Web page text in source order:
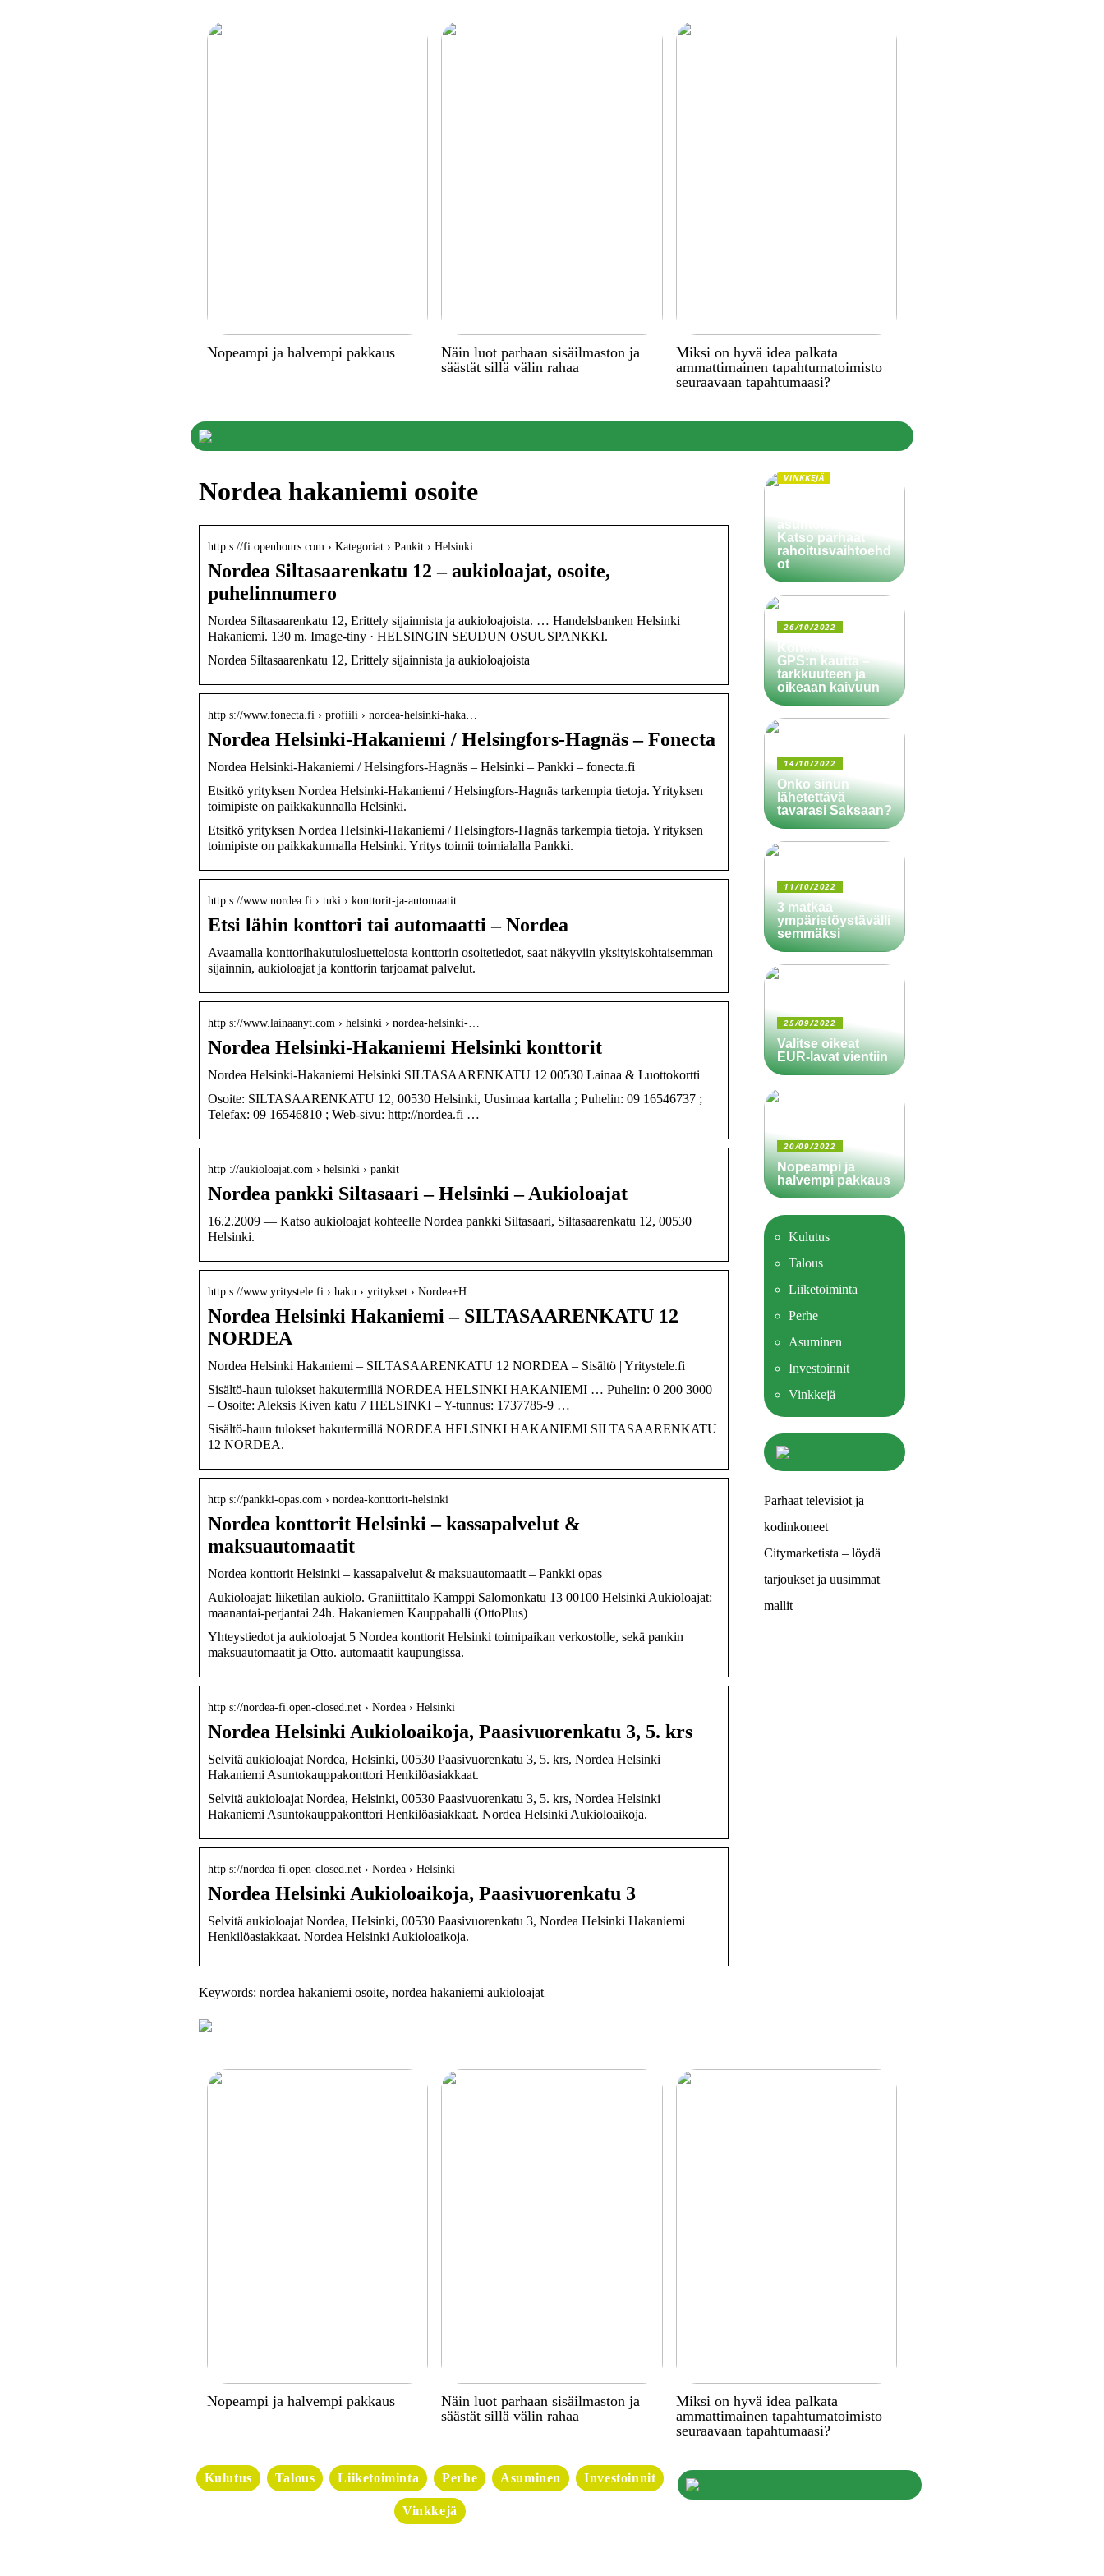
Nopeampi ja halvempi pakkaus
Näin luot parhaan sisäilmaston ja
säästät sillä välin rahaa
Miksi on hyvä idea palkata
ammattimainen tapahtumatoimisto
seuraavaan tapahtumaasi?
Nordea hakaniemi osoite
http s://fi.openhours.com › Kategoriat › Pankit › Helsinki
Nordea Siltasaarenkatu 12 – aukioloajat, osoite,
puhelinnumero
Nordea Siltasaarenkatu 12, Erittely sijainnista ja aukioloajoista. … Handelsbanken Helsinki
Hakaniemi. 130 m. Image-tiny · HELSINGIN SEUDUN OSUUSPANKKI.
Nordea Siltasaarenkatu 12, Erittely sijainnista ja aukioloajoista
http s://www.fonecta.fi › profiili › nordea-helsinki-haka…
Nordea Helsinki-Hakaniemi / Helsingfors-Hagnäs – Fonecta
Nordea Helsinki-Hakaniemi / Helsingfors-Hagnäs – Helsinki – Pankki – fonecta.fi
Etsitkö yrityksen Nordea Helsinki-Hakaniemi / Helsingfors-Hagnäs tarkempia tietoja. Yrityksen
toimipiste on paikkakunnalla Helsinki.
Etsitkö yrityksen Nordea Helsinki-Hakaniemi / Helsingfors-Hagnäs tarkempia tietoja. Yrityksen
toimipiste on paikkakunnalla Helsinki. Yritys toimii toimialalla Pankki.
http s://www.nordea.fi › tuki › konttorit-ja-automaatit
Etsi lähin konttori tai automaatti – Nordea
Avaamalla konttorihakutulosluettelosta konttorin osoitetiedot, saat näkyviin yksityiskohtaisemman
sijainnin, aukioloajat ja konttorin tarjoamat palvelut.
http s://www.lainaanyt.com › helsinki › nordea-helsinki-…
Nordea Helsinki-Hakaniemi Helsinki konttorit
Nordea Helsinki-Hakaniemi Helsinki SILTASAARENKATU 12 00530 Lainaa & Luottokortti
Osoite: SILTASAARENKATU 12, 00530 Helsinki, Uusimaa kartalla ; Puhelin: 09 16546737 ;
Telefax: 09 16546810 ; Web-sivu: http://nordea.fi …
http ://aukioloajat.com › helsinki › pankit
Nordea pankki Siltasaari – Helsinki – Aukioloajat
16.2.2009 — Katso aukioloajat kohteelle Nordea pankki Siltasaari, Siltasaarenkatu 12, 00530
Helsinki.
http s://www.yritystele.fi › haku › yritykset › Nordea+H…
Nordea Helsinki Hakaniemi – SILTASAARENKATU 12
NORDEA
Nordea Helsinki Hakaniemi – SILTASAARENKATU 12 NORDEA – Sisältö | Yritystele.fi
Sisältö-haun tulokset hakutermillä NORDEA HELSINKI HAKANIEMI … Puhelin: 0 200 3000
– Osoite: Aleksis Kiven katu 7 HELSINKI – Y-tunnus: 1737785-9 …
Sisältö-haun tulokset hakutermillä NORDEA HELSINKI HAKANIEMI SILTASAARENKATU
12 NORDEA.
http s://pankki-opas.com › nordea-konttorit-helsinki
Nordea konttorit Helsinki – kassapalvelut &
maksuautomaatit
Nordea konttorit Helsinki – kassapalvelut & maksuautomaatit – Pankki opas
Aukioloajat: liiketilan aukiolo. Graniittitalo Kamppi Salomonkatu 13 00100 Helsinki Aukioloajat:
maanantai-perjantai 24h. Hakaniemen Kauppahalli (OttoPlus)
Yhteystiedot ja aukioloajat 5 Nordea konttorit Helsinki toimipaikan verkostolle, sekä pankin
maksuautomaatit ja Otto. automaatit kaupungissa.
http s://nordea-fi.open-closed.net › Nordea › Helsinki
Nordea Helsinki Aukioloaikoja, Paasivuorenkatu 3, 5. krs
Selvitä aukioloajat Nordea, Helsinki, 00530 Paasivuorenkatu 3, 5. krs, Nordea Helsinki
Hakaniemi Asuntokauppakonttori Henkilöasiakkaat.
Selvitä aukioloajat Nordea, Helsinki, 00530 Paasivuorenkatu 3, 5. krs, Nordea Helsinki
Hakaniemi Asuntokauppakonttori Henkilöasiakkaat. Nordea Helsinki Aukioloaikoja.
http s://nordea-fi.open-closed.net › Nordea › Helsinki
Nordea Helsinki Aukioloaikoja, Paasivuorenkatu 3
Selvitä aukioloajat Nordea, Helsinki, 00530 Paasivuorenkatu 3, Nordea Helsinki Hakaniemi
Henkilöasiakkaat. Nordea Helsinki Aukioloaikoja.
Keywords: nordea hakaniemi osoite, nordea hakaniemi aukioloajat
VINKKEJÄ
asuntolainassa?
Katso parhaat
rahoitusvaihtoehd
ot
26/10/2022
Koneiden ohjaus
GPS:n kautta –
tarkkuuteen ja
oikeaan kaivuun
14/10/2022
Onko sinun
lähetettävä
tavarasi Saksaan?
11/10/2022
3 matkaa
ympäristöystävälli
semmäksi
25/09/2022
Valitse oikeat
EUR-lavat vientiin
20/09/2022
Nopeampi ja
halvempi pakkaus
Kulutus
Talous
Liiketoiminta
Perhe
Asuminen
Investoinnit
Vinkkejä
Parhaat televisiot ja
kodinkoneet
Citymarketista – löydä
tarjoukset ja uusimmat
mallit
Nopeampi ja halvempi pakkaus
Näin luot parhaan sisäilmaston ja
säästät sillä välin rahaa
Miksi on hyvä idea palkata
ammattimainen tapahtumatoimisto
seuraavaan tapahtumaasi?
Kulutus Talous Liiketoiminta Perhe Asuminen Investoinnit
Vinkkejä